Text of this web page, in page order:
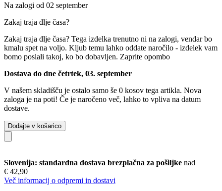
Na zalogi od 02 september
Zakaj traja dlje časa?
Zakaj traja dlje časa? Tega izdelka trenutno ni na zalogi, vendar bo
kmalu spet na voljo. Kljub temu lahko oddate naročilo - izdelek vam
bomo poslali takoj, ko bo dobavljen. Zaprite opombo
Dostava do dne četrtek, 03. september
V našem skladišču je ostalo samo še 0 kosov tega artikla. Nova
zaloga je na poti! Če je naročeno več, lahko to vpliva na datum
dostave.
Dodajte v košarico
Slovenija: standardna dostava brezplačna za pošiljke nad
€ 42,90
Več informacij o odpremi in dostavi